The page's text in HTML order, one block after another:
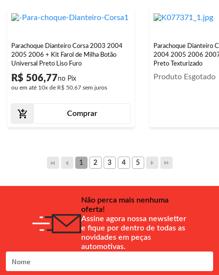
Parachoque Dianteiro Corsa 2003 2004
2005 2006 + Kit Farol de Milha Botão
Universal Preto Liso Furo
R$ 506,77
ou em até 10x de R$ 50,67 sem juros
Comprar
Parachoque Dianteiro
2004 2005 2006
Preto Texturizado
Produto Esgotado
1 2 3 4 5
Não perca mais nenhuma
oferta!
Assine agora nossa newsletter
e fique por dentro de todas as
novidades em peças
automotivas.